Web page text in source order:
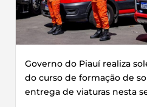
Governo do Piauí realiza
do curso de formação de
entrega de viaturas nesta